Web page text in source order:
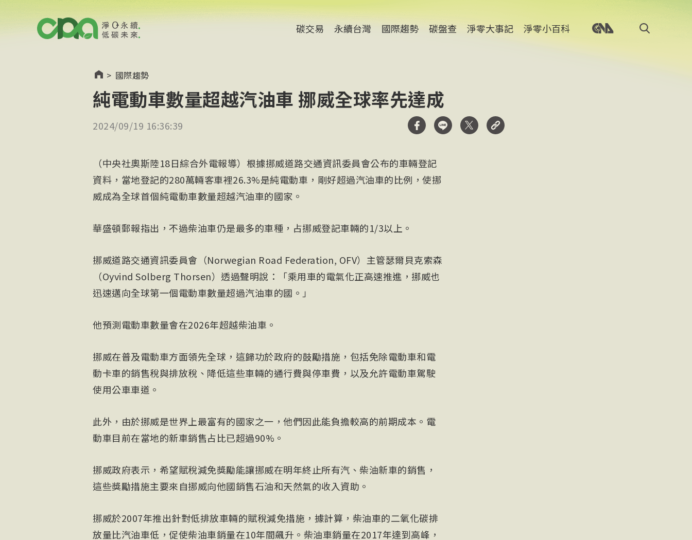
碳交易 永續台灣 國際趨勢 碳盤查 淨零大事記 淨零小百科
> 國際趨勢
純電動車數量超越汽油車 挪威全球率先達成
2024/09/19 16:36:39
（中央社奧斯陸18日綜合外電報導）根據挪威道路交通資訊委員會公布的車輛登記
資料，當地登記的280萬輛客車裡26.3%是純電動車，剛好超過汽油車的比例，使挪
威成為全球首個純電動車數量超越汽油車的國家。
華盛頓郵報指出，不過柴油車仍是最多的車種，占挪威登記車輛的1/3以上。
挪威道路交通資訊委員會（Norwegian Road Federation, OFV）主管瑟爾貝克索森
（Oyvind Solberg Thorsen）透過聲明說：「乘用車的電氣化正高速推進，挪威也
迅速邁向全球第一個電動車數量超過汽油車的國。」
他預測電動車數量會在2026年超越柴油車。
挪威在普及電動車方面領先全球，這歸功於政府的鼓勵措施，包括免除電動車和電
動卡車的銷售稅與排放稅、降低這些車輛的通行費與停車費，以及允許電動車駕駛
使用公車車道。
此外，由於挪威是世界上最富有的國家之一，他們因此能負擔較高的前期成本。電
動車目前在當地的新車銷售占比已超過90%。
挪威政府表示，希望賦稅減免獎勵能讓挪威在明年終止所有汽、柴油新車的銷售，
這些獎勵措施主要來自挪威向他國銷售石油和天然氣的收入資助。
挪威於2007年推出針對低排放車輛的賦稅減免措施，據計算，柴油車的二氧化碳排
放量比汽油車低，促使柴油車銷量在10年間飆升。柴油車銷量在2017年達到高峰，